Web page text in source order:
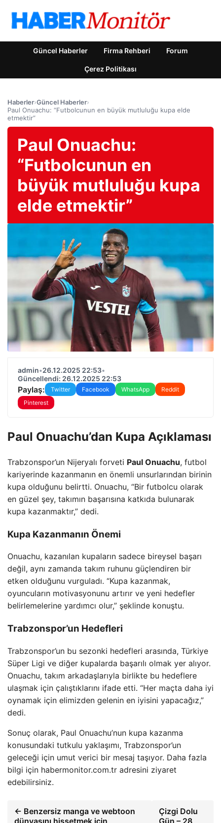
Güncel Haberler Firma Rehberi Forum
Çerez Politikası
Haberler›Güncel Haberler›
Paul Onuachu: “Futbolcunun en büyük mutluluğu kupa elde
etmektir”
Paul Onuachu:
“Futbolcunun en
büyük mutluluğu kupa
elde etmektir”
admin•26.12.2025 22:53•
Güncellendi: 26.12.2025 22:53
Paylaş: Twitter Facebook WhatsApp
Reddit
Pinterest
Paul Onuachu’dan Kupa Açıklaması
Trabzonspor’un Nijeryalı forveti Paul Onuachu, futbol
kariyerinde kazanmanın en önemli unsurlarından birinin
kupa olduğunu belirtti. Onuachu, “Bir futbolcu olarak
en güzel şey, takımın başarısına katkıda bulunarak
kupa kazanmaktır,” dedi.
Kupa Kazanmanın Önemi
Onuachu, kazanılan kupaların sadece bireysel başarı
değil, aynı zamanda takım ruhunu güçlendiren bir
etken olduğunu vurguladı. “Kupa kazanmak,
oyuncuların motivasyonunu artırır ve yeni hedefler
belirlemelerine yardımcı olur,” şeklinde konuştu.
Trabzonspor’un Hedefleri
Trabzonspor’un bu sezonki hedefleri arasında, Türkiye
Süper Ligi ve diğer kupalarda başarılı olmak yer alıyor.
Onuachu, takım arkadaşlarıyla birlikte bu hedeflere
ulaşmak için çalıştıklarını ifade etti. “Her maçta daha iyi
oynamak için elimizden gelenin en iyisini yapacağız,”
dedi.
Sonuç olarak, Paul Onuachu’nun kupa kazanma
konusundaki tutkulu yaklaşımı, Trabzonspor’un
geleceği için umut verici bir mesaj taşıyor. Daha fazla
bilgi için habermonitor.com.tr adresini ziyaret
edebilirsiniz.
← Benzersiz manga ve webtoon
dünyasını hissetmek için
Çizgi Dolu
Gün – 28